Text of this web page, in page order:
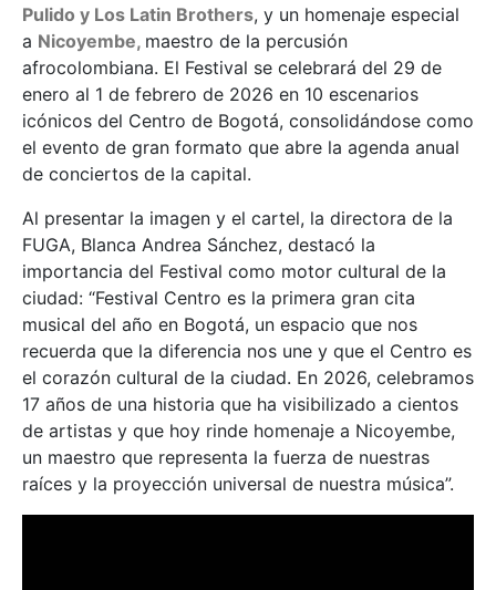
Pulido y Los Latin Brothers, y un homenaje especial
a Nicoyembe, maestro de la percusión
afrocolombiana. El Festival se celebrará del 29 de
enero al 1 de febrero de 2026 en 10 escenarios
icónicos del Centro de Bogotá, consolidándose como
el evento de gran formato que abre la agenda anual
de conciertos de la capital.
Al presentar la imagen y el cartel, la directora de la
FUGA, Blanca Andrea Sánchez, destacó la
importancia del Festival como motor cultural de la
ciudad: “Festival Centro es la primera gran cita
musical del año en Bogotá, un espacio que nos
recuerda que la diferencia nos une y que el Centro es
el corazón cultural de la ciudad. En 2026, celebramos
17 años de una historia que ha visibilizado a cientos
de artistas y que hoy rinde homenaje a Nicoyembe,
un maestro que representa la fuerza de nuestras
raíces y la proyección universal de nuestra música”.